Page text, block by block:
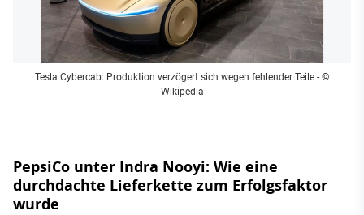
Tesla Cybercab: Produktion verzögert sich wegen fehlender Teile - ©
Wikipedia
PepsiCo unter Indra Nooyi: Wie eine
durchdachte Lieferkette zum Erfolgsfaktor
wurde